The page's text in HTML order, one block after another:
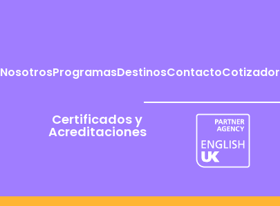
NosotrosProgramasDestinosContactoCotizador
Certificados y
Acreditaciones